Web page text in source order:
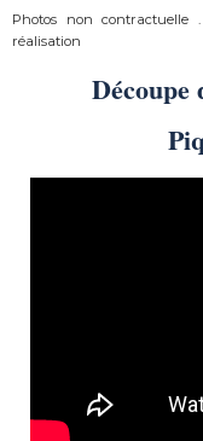
Photos non contractuelle
réalisation
Découpe